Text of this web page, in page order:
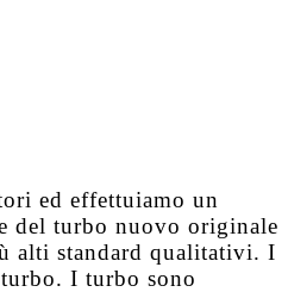
ed effettuiamo un
del turbo nuovo originale
alti standard qualitativi. I
I turbo sono